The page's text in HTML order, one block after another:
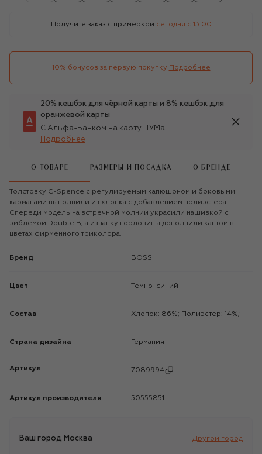
Получите заказ с примеркой сегодня c 13:00
10% бонусов за первую покупку Подробнее
20% кешбэк для чёрной карты и 8% кешбэк для
оранжевой карты
С Альфа-Банком на карту ЦУМа
Подробнее
О ТОВАРЕ РАЗМЕРЫ И ПОСАДКА О БРЕНДЕ
Толстовку C-Spence с регулируемым капюшоном и боковыми
карманами выполнили из хлопка с добавлением полиэстера.
Спереди модель на встречной молнии украсили нашивкой с
эмблемой Double B, а изнанку горловины дополнили кантом в
цветах фирменного триколора.
Бренд BOSS
Цвет Темно-синий
Состав Хлопок: 86%; Полиэстер: 14%;
Страна дизайна Германия
Артикул 7089994
Артикул производителя 50555851
Ваш город Москва Другой город